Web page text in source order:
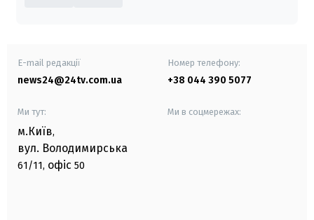
E-mail редакції
news24@24tv.com.ua
Номер телефону:
+38 044 390 5077
Ми тут:
м.Київ,
вул. Володимирська
61/11, офіс 50
Ми в соцмережах: